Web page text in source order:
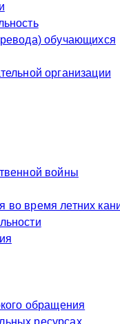
обучающихся
организации
войны
время летних
обращения
ресурсах